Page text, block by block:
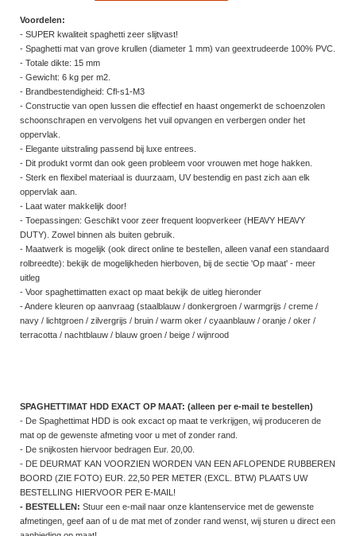
Voordelen:
- SUPER kwaliteit spaghetti zeer slijtvast!
- Spaghetti mat van grove krullen (diameter 1 mm) van geextrudeerde 100% PVC.
- Totale dikte: 15 mm
- Gewicht: 6 kg per m2.
- Brandbestendigheid: Cfl-s1-M3
- Constructie van open lussen die effectief en haast ongemerkt de schoenzolen
schoonschrapen en vervolgens het vuil opvangen en verbergen onder het
oppervlak.
- Elegante uitstraling passend bij luxe entrees.
- Dit produkt vormt dan ook geen probleem voor vrouwen met hoge hakken.
- Sterk en flexibel materiaal is duurzaam, UV bestendig en past zich aan elk
oppervlak aan.
- Laat water makkelijk door!
- Toepassingen: Geschikt voor zeer frequent loopverkeer (HEAVY HEAVY
DUTY). Zowel binnen als buiten gebruik.
- Maatwerk is mogelijk (ook direct online te bestellen, alleen vanaf een standaard
rolbreedte): bekijk de mogelijkheden hierboven, bij de sectie 'Op maat' - meer
uitleg
- Voor spaghettimatten exact op maat bekijk de uitleg hieronder
- Andere kleuren op aanvraag (staalblauw / donkergroen / warmgrijs / creme /
navy / lichtgroen / zilvergrijs / bruin / warm oker / cyaanblauw / oranje / oker /
terracotta / nachtblauw / blauw groen / beige / wijnrood
SPAGHETTIMAT HDD EXACT OP MAAT: (alleen per e-mail te bestellen)
- De Spaghettimat HDD is ook excact op maat te verkrijgen, wij produceren de
mat op de gewenste afmeting voor u met of zonder rand.
- De snijkosten hiervoor bedragen Eur. 20,00.
- DE DEURMAT KAN VOORZIEN WORDEN VAN EEN AFLOPENDE RUBBEREN
BOORD (ZIE FOTO) EUR. 22,50 PER METER (EXCL. BTW) PLAATS UW
BESTELLING HIERVOOR PER E-MAIL!
- BESTELLEN: Stuur een e-mail naar onze klantenservice met de gewenste
afmetingen, geef aan of u de mat met of zonder rand wenst, wij sturen u direct een